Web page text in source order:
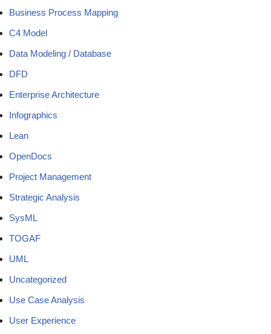
Business Process Mapping
C4 Model
Data Modeling / Database
DFD
Enterprise Architecture
Infographics
Lean
OpenDocs
Project Management
Strategic Analysis
SysML
TOGAF
UML
Uncategorized
Use Case Analysis
User Experience